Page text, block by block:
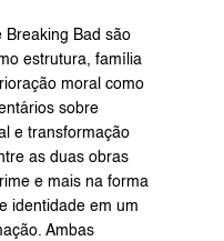
Breaking Bad são
estrutura, família
moral como
sobre
e transformação
as duas obras
e mais na forma
identidade em um
Ambas